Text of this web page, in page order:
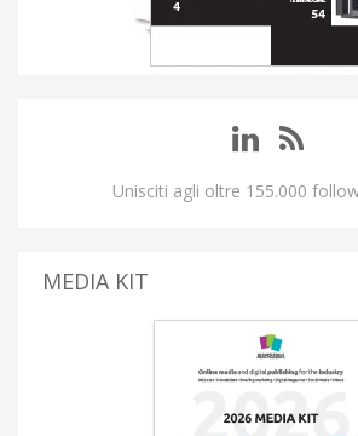
Unisciti agli oltre 155.000
MEDIA KIT